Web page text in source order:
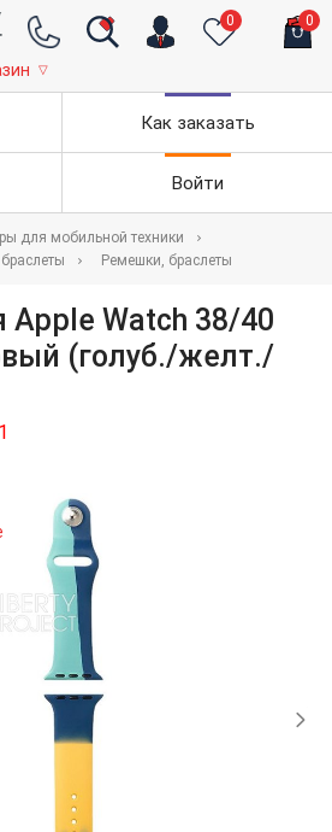
0 0
▽
Как заказать
Войти
для мобильной техники
Ремешки, браслеты
Watch 38/40
(голуб./желт./